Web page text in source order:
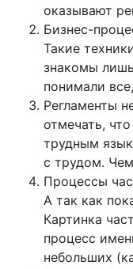
оказывают
Бизнес-
Такие
знакомы
понимали
Регламенты
отмечать,
трудным
с трудом.
Процессы
А так как
Картинка
процесс
небольших